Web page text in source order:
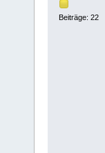
Beiträge: 22